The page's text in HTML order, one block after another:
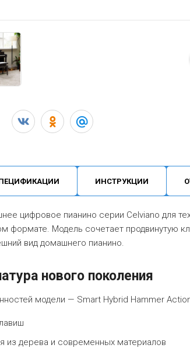
ИНСТРУКЦИИ
цифровое пианино серии Celviano для
формате. Модель сочетает продвинутую
вид домашнего пианино.
нового поколения
модели — Smart Hybrid Hammer Action
из дерева и современных материалов